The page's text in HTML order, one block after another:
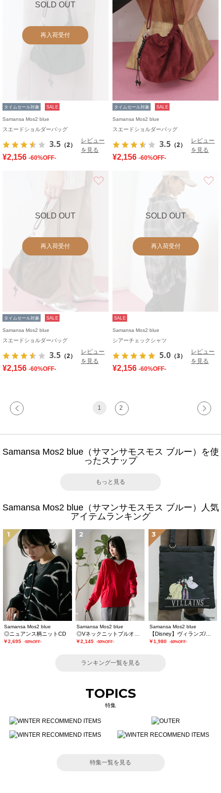
SOLD OUT
再入荷受付
タイムセール対象 SALE
Samansa Mos2 blue
スエードショルダーバッグ
3.5 （2）
レビュー
を見る
¥2,156 -60%OFF-
タイムセール対象 SALE
Samansa Mos2 blue
スエードショルダーバッグ
3.5 （2）
レビュー
を見る
¥2,156 -60%OFF-
SOLD OUT
再入荷受付
タイムセール対象 SALE
Samansa Mos2 blue
スエードショルダーバッグ
3.5 （2）
レビュー
を見る
¥2,156 -60%OFF-
SOLD OUT
再入荷受付
SALE
Samansa Mos2 blue
シアーチェックシャツ
5.0 （3）
レビュー
を見る
¥2,156 -60%OFF-
1 2
Samansa Mos2 blue（サマンサモスモス ブルー）を使
ったスナップ
もっと見る
Samansa Mos2 blue（サマンサモスモス ブルー）人気
アイテムランキング
1
Samansa Mos2 blue
◎ニュアンス柄ニットCD
￥2,695 -50%OFF-
2
Samansa Mos2 blue
￥2,145 -50%OFF-
3
Samansa Mos2 blue
【Disney】ヴィランズ/トートバッグ
￥1,980 -60%OFF-
ランキング一覧を見る
TOPICS
特集
特集一覧を見る